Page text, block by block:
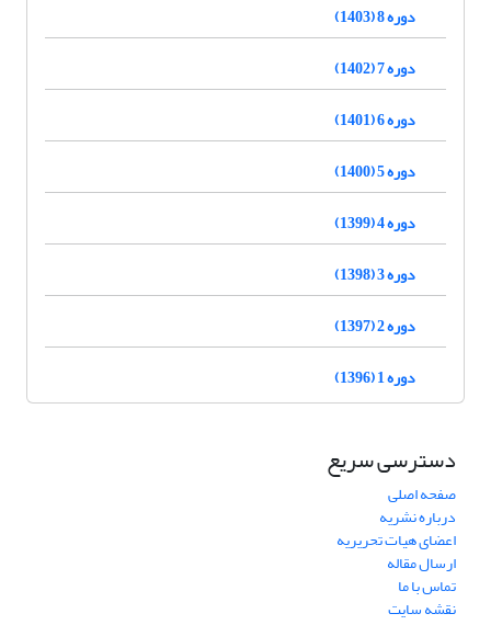
دوره 8 (1403)
دوره 7 (1402)
دوره 6 (1401)
دوره 5 (1400)
دوره 4 (1399)
دوره 3 (1398)
دوره 2 (1397)
دوره 1 (1396)
دسترسی سریع
صفحه اصلی
درباره نشریه
اعضای هیات تحریریه
ارسال مقاله
تماس با ما
نقشه سایت